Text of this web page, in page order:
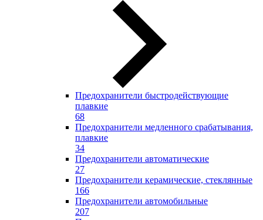
Предохранители быстродействующие
плавкие
68
Предохранители медленного срабатывания,
плавкие
34
Предохранители автоматические
27
Предохранители керамические, стеклянные
166
Предохранители автомобильные
207